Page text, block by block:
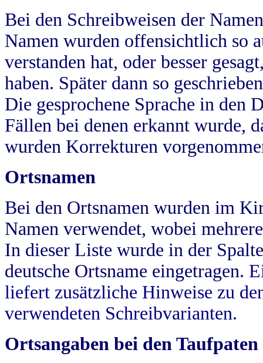
Bei den Schreibweisen der
Namen wurden offensichtlich so
verstanden hat, oder besser
haben. Später dann so
Die gesprochene Sprache in
Fällen bei denen erkannt wurde,
wurden Korrekturen
Ortsnamen
Bei den Ortsnamen wurden im
Namen verwendet, wobei
In dieser Liste wurde in der
deutsche Ortsname eingetragen.
liefert zusätzliche Hinweise zu
verwendeten Schreibvarianten.
Ortsangaben bei den Taufpaten